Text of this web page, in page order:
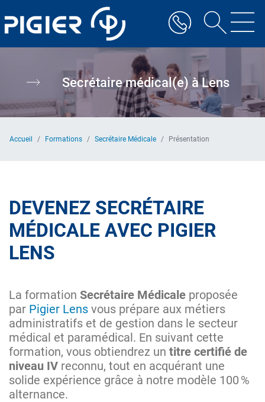
au
contenu
Secrétaire médical(e) à Lens
Accueil Formations Secrétaire Médicale Présentation
DEVENEZ SECRÉTAIRE
MÉDICALE AVEC PIGIER
LENS
La formation Secrétaire Médicale proposée
par Pigier Lens vous prépare aux métiers
administratifs et de gestion dans le secteur
médical et paramédical. En suivant cette
formation, vous obtiendrez un titre certifié de
niveau IV reconnu, tout en acquérant une
solide expérience grâce à notre modèle 100 %
alternance.